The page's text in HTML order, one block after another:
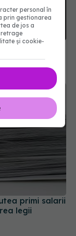
în
primi salarii
legii
personal în
prin gestionarea
de jos a
retrage
și cookie-